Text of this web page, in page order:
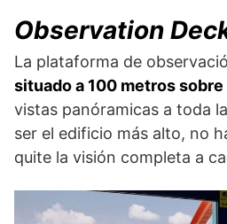
Observation
La plataforma de
situado a 100 metros
vistas panóramicas a toda
ser el edificio más alto, no
quite la visión completa a